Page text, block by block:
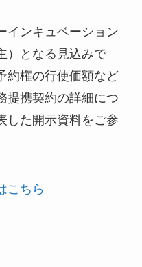
インキュベーション
）となる見込みで
約権の行使価額など
提携契約の詳細につ
した開示資料をご参
こちら